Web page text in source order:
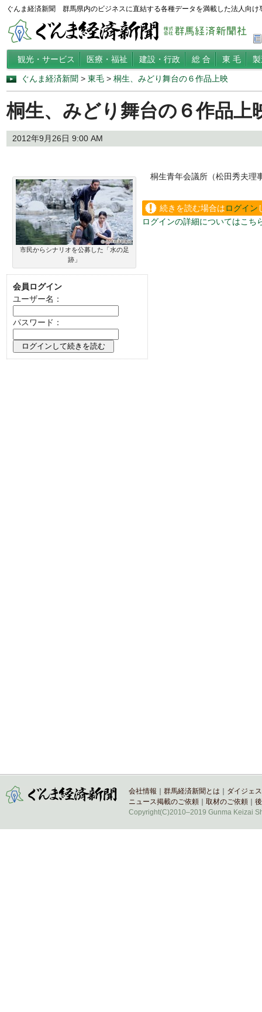
ぐんま経済新聞 群馬県内のビジネスに直結する各種データを満載した法人向け
観光・サービス 医療・福祉 建設・行政 総 合 東 毛
ぐんま経済新聞 > 東毛 > 桐生、みどり舞台の６作品上映
桐生、みどり舞台の６作品上
2012年9月26日 9:00 AM
市民からシナリオを公募した「水の足
跡」
桐生青年会議所（松田秀夫理
続きを読む場合はログイン
い。
ログインの詳細についてはこち
会員ログイン
ユーザー名：
パスワード：
会社情報 群馬経済新聞とは
ダイジェ
ニュース掲載のご依頼
取材のご依頼
Copyright(C)2010–2019 Gunma Keizai